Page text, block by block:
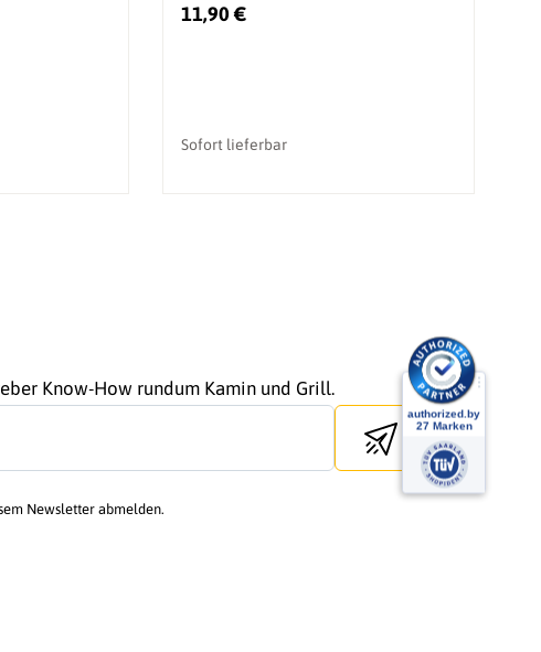
11,90 €
Sofort lieferbar
Know-How rundum Kamin und Grill.
Send newsletter
Newsletter abmelden.